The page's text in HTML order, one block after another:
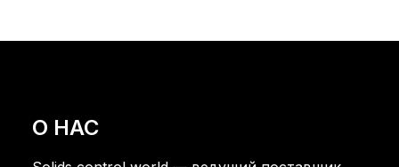
О НАС